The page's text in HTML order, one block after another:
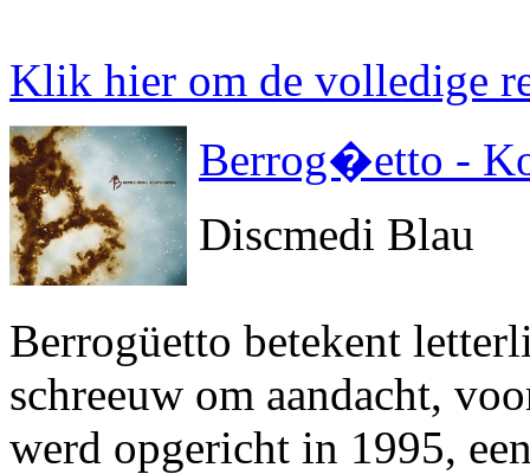
Klik hier om de volledige
Berrog�etto -
Discmedi Blau
Berrogüetto betekent
schreeuw om aandacht,
werd opgericht in 1995,